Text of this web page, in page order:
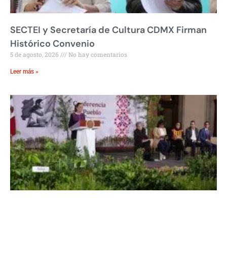
SECTEI y Secretaría de Cultura CDMX Firman
Histórico Convenio
5 de agosto, 2026 No hay comentarios
Leer más »